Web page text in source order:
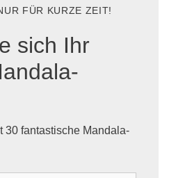
FÜR KURZE ZEIT!
sich Ihr
30 fantastische Mandala-